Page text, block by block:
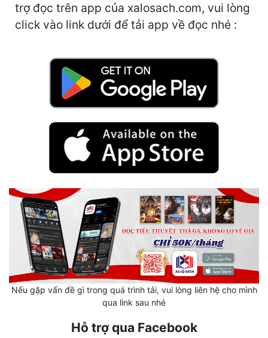
Cổ Đại
Huyền Huyễn
Huyền Nghi
Huyền Ảo
Hài Hước
trợ đọc trên app của xalosach.com, vui lòng
click vào link dưới để tải app về đọc nhé :
Nếu gặp vấn đề gì trong quá trình tải, vui lòng liên hệ cho mình
qua link sau nhé
Hỗ trợ qua Facebook